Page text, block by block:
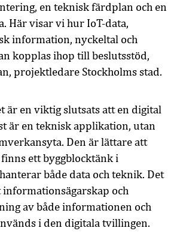
en teknisk färdplan och en
Här visar vi hur IoT-data,
information, nyckeltal och
kopplas ihop till beslutsstöd,
projektledare Stockholms stad.
är en viktig slutsats att en digital
är en teknisk applikation, utan
Den är lättare att
ett byggblocktänk i
både data och teknik. Det
och
av både informationen och
i den digitala tvillingen.